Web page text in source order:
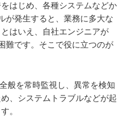
はじめ、各種システムなどか
が発生すると、業務に多大な
はいえ、自社エンジニアが
難です。そこで役に立つのが
般を常時監視し、異常を検知
、システムトラブルなどが起
。